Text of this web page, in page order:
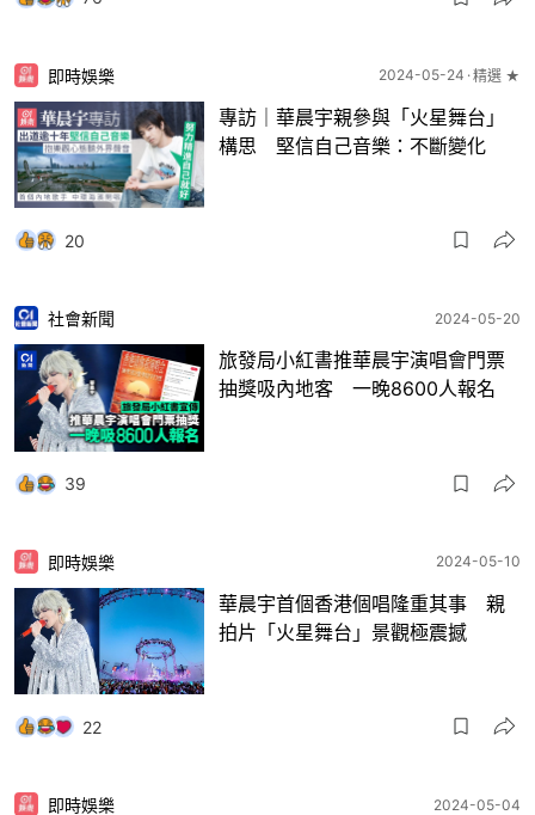
即時娛樂 2024-05-24 精選 ★
專訪｜華晨宇親參與「火星舞台」
構思 堅信自己音樂：不斷變化
20
社會新聞 2024-05-20
旅發局小紅書推華晨宇演唱會門票
抽獎吸內地客 一晚8600人報名
39
即時娛樂 2024-05-10
華晨宇首個香港個唱隆重其事 親
拍片「火星舞台」景觀極震撼
22
即時娛樂 2024-05-04